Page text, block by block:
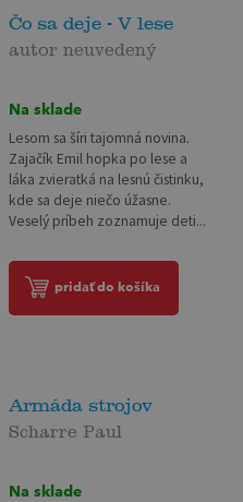
Čo sa deje - V lese
autor neuvedený
Na sklade
Lesom sa šíri tajomná novina.
Zajačík Emil hopka po lese a
láka zvieratká na lesnú čistinku,
kde sa deje niečo úžasne.
Veselý príbeh zoznamuje deti...
pridať do košíka
Armáda strojov
Scharre Paul
Na sklade